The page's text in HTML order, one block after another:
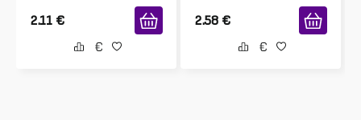
2.11 € 2.58 €